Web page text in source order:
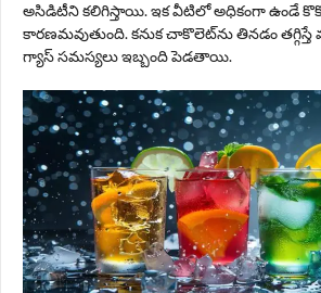
అసిడిటీని కలిగిస్తాయి. ఇక వీటిలో అధికంగా ఉండే
కారణమవుతుంది. కనుక చాకొలెట్‌ను తినడం
గ్యాస్ సమస్యలు ఇబ్బంది పెడతాయి.